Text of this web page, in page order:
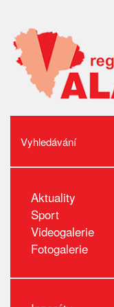
Aktuality
Sport
Videogalerie
Fotogalerie